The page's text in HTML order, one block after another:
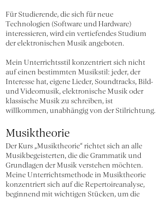
Für Studierende, die sich für neue
Technologien (Software und Hardware)
interessieren, wird ein vertiefendes Studium
der elektronischen Musik angeboten.
Mein Unterrichtsstil konzentriert sich nicht
auf einen bestimmten Musikstil: jeder, der
Interesse hat, eigene Lieder, Soundtracks, Bild-
und Videomusik, elektronische Musik oder
klassische Musik zu schreiben, ist
willkommen, unabhängig von der Stilrichtung.
Musiktheorie
Der Kurs „Musiktheorie“ richtet sich an alle
Musikbegeisterten, die die Grammatik und
Grundlagen der Musik verstehen möchten.
Meine Unterrichtsmethode in Musiktheorie
konzentriert sich auf die Repertoireanalyse,
beginnend mit wichtigen Stücken, um die